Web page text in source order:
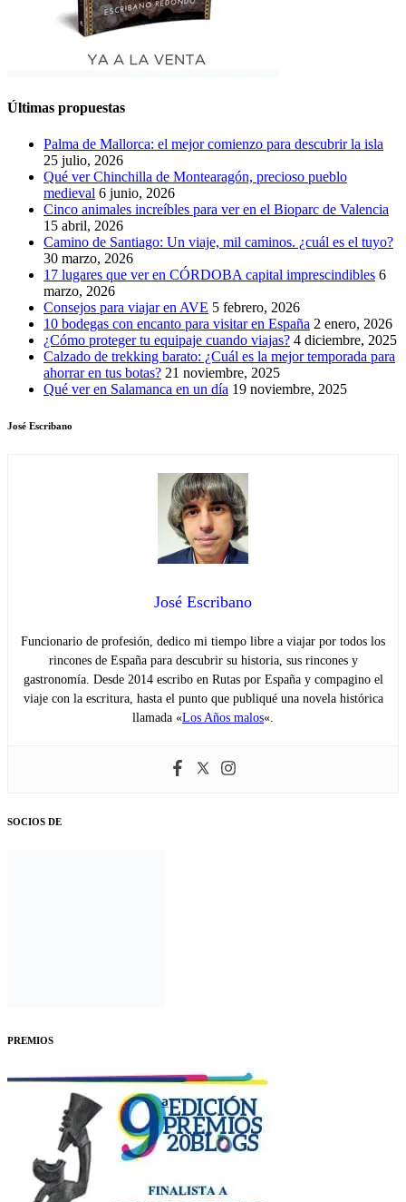
Últimas propuestas
Palma de Mallorca: el mejor comienzo para descubrir la isla
25 julio, 2026
Qué ver Chinchilla de Montearagón, precioso pueblo
medieval 6 junio, 2026
Cinco animales increíbles para ver en el Bioparc de Valencia
15 abril, 2026
Camino de Santiago: Un viaje, mil caminos. ¿cuál es el tuyo?
30 marzo, 2026
17 lugares que ver en CÓRDOBA capital imprescindibles 6
marzo, 2026
Consejos para viajar en AVE 5 febrero, 2026
10 bodegas con encanto para visitar en España 2 enero, 2026
¿Cómo proteger tu equipaje cuando viajas? 4 diciembre, 2025
Calzado de trekking barato: ¿Cuál es la mejor temporada para
ahorrar en tus botas? 21 noviembre, 2025
Qué ver en Salamanca en un día 19 noviembre, 2025
José Escribano
José Escribano
Funcionario de profesión, dedico mi tiempo libre a viajar por todos los
rincones de España para descubrir su historia, sus rincones y
gastronomía. Desde 2014 escribo en Rutas por España y compagino el
viaje con la escritura, hasta el punto que publiqué una novela histórica
llamada «Los Años malos«.
SOCIOS DE
PREMIOS